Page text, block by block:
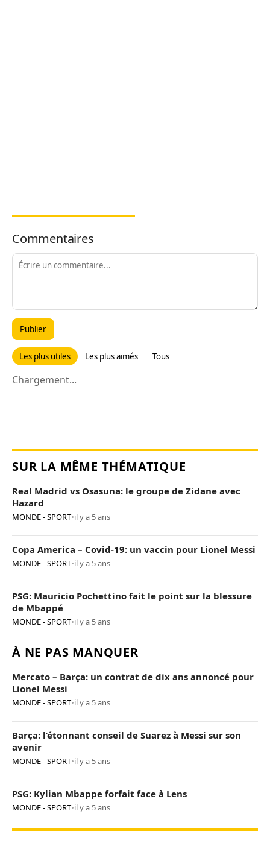
Commentaires
Publier
Les plus utiles Les plus aimés Tous
Chargement...
SUR LA MÊME THÉMATIQUE
Real Madrid vs Osasuna: le groupe de Zidane avec
Hazard
MONDE - SPORT•il y a 5 ans
Copa America – Covid-19: un vaccin pour Lionel Messi
MONDE - SPORT•il y a 5 ans
PSG: Mauricio Pochettino fait le point sur la blessure
de Mbappé
MONDE - SPORT•il y a 5 ans
À NE PAS MANQUER
Mercato – Barça: un contrat de dix ans annoncé pour
Lionel Messi
MONDE - SPORT•il y a 5 ans
Barça: l’étonnant conseil de Suarez à Messi sur son
avenir
MONDE - SPORT•il y a 5 ans
PSG: Kylian Mbappe forfait face à Lens
MONDE - SPORT•il y a 5 ans